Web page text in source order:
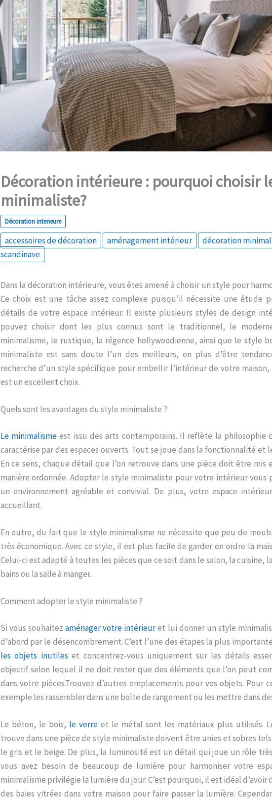
Décoration intérieure : pourquoi choisir
minimaliste?
Décoration interieure
accessoires de décoration aménagement intérieur décoration
scandinave
Dans la décoration intérieure, vous êtes amené à choisir un style pour
Ce choix est une tâche assez complexe puisqu’il nécessite une étude
détails de votre espace intérieur. Il existe plusieurs styles de design
pouvez choisir dont les plus connus sont le traditionnel, le
minimalisme, le rustique, la régence hollywoodienne, ainsi que le style
minimaliste est sans doute l’un des meilleurs, en plus d’être
recherche d’un style spécifique pour embellir l’intérieur de votre
est un excellent choix.
Quels sont les avantages du style minimaliste ?
Le minimalismeest issu des arts contemporains. Il reflète la philosophie
caractérise par des espaces ouverts. Tout se joue dans la fonctionnalité et
En ce sens, chaque détail que l’on retrouve dans une pièce doit être mis
manière ordonnée. Adopter le style minimaliste pour votre intérieur vous
un environnement agréable et convivial. De plus, votre espace
accueillant.
En outre, du fait que le style minimalisme ne nécessite que peu de
très économique. Avec ce style, il est plus facile de garder en ordre la
Celui-ci est adapté à toutes les pièces que ce soit dans le salon, la cuisine,
bains ou la salle à manger.
Comment adopter le style minimaliste ?
Si vous souhaitez aménager votre intérieuret lui donner un style
d’abord par le désencombrement. C’est l’une des étapes la plus
les objets inutiles et concentrez-vous uniquement sur les détails
objectif selon lequel il ne doit rester que des éléments que l’on peut
dans votre pièces.Trouvez d’autres emplacements pour vos objets. Pour
exemple les rassembler dans une boîte de rangement ou les mettre dans
Le béton, le bois, le verreet le métal sont les matériaux plus utilisés.
trouve dans une pièce de style minimaliste doivent être unies et sobres
le gris et le beige. De plus, la luminosité est un détail qui joue un rôle
vous avez besoin de beaucoup de lumière pour harmoniser votre
minimalisme privilégie la lumière du jour. C’est pourquoi, il est idéal d’avoir
des baies vitrées dans votre maison pour faire passer la lumière.